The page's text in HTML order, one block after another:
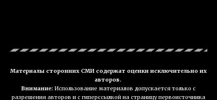
Материалы сторонних СМИ содержат оценки исключительно их
авторов.
Внимание: Использование материалов допускается только с
разрешения авторов и с гиперссылкой на страницу первоисточника